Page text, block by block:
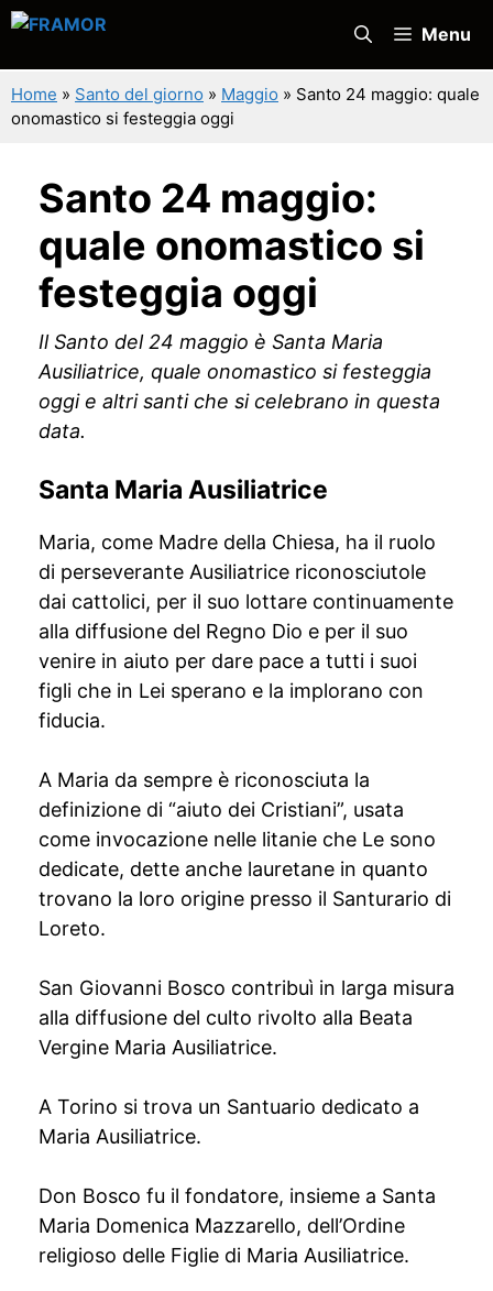
Vai
contenuto
Menu
Home » Santo del giorno » Maggio » Santo 24 maggio: quale
onomastico si festeggia oggi
Santo 24 maggio:
quale onomastico si
festeggia oggi
Il Santo del 24 maggio è Santa Maria
Ausiliatrice, quale onomastico si festeggia
oggi e altri santi che si celebrano in questa
data.
Santa Maria Ausiliatrice
Maria, come Madre della Chiesa, ha il ruolo
di perseverante Ausiliatrice riconosciutole
dai cattolici, per il suo lottare continuamente
alla diffusione del Regno Dio e per il suo
venire in aiuto per dare pace a tutti i suoi
figli che in Lei sperano e la implorano con
fiducia.
A Maria da sempre è riconosciuta la
definizione di “aiuto dei Cristiani”, usata
come invocazione nelle litanie che Le sono
dedicate, dette anche lauretane in quanto
trovano la loro origine presso il Santurario di
Loreto.
San Giovanni Bosco contribuì in larga misura
alla diffusione del culto rivolto alla Beata
Vergine Maria Ausiliatrice.
A Torino si trova un Santuario dedicato a
Maria Ausiliatrice.
Don Bosco fu il fondatore, insieme a Santa
Maria Domenica Mazzarello, dell’Ordine
religioso delle Figlie di Maria Ausiliatrice.